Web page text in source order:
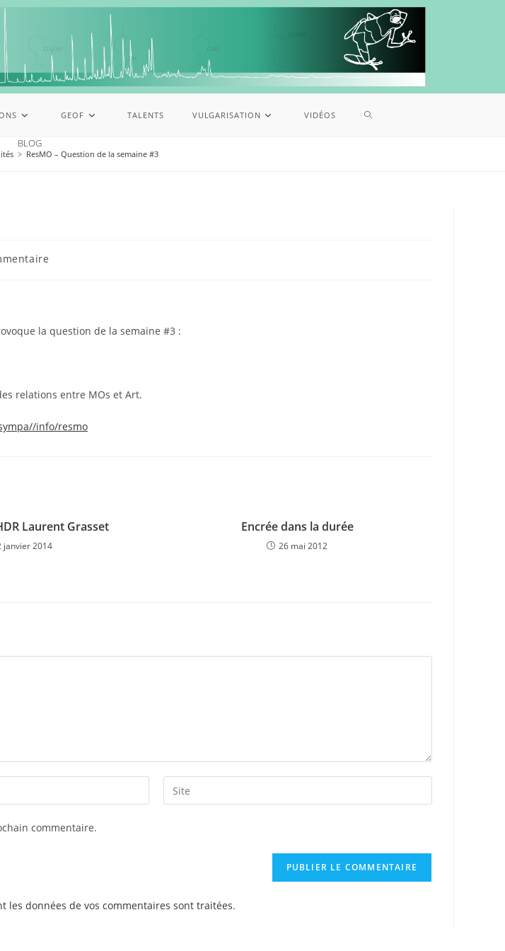
GEOF TALENTS VULGARISATION VIDÉOS
BLOG
> ResMO – Question de la semaine #3
la question de la semaine #3 :
relations entre MOs et Art.
info/resmo
Laurent Grasset
janvier 2014
Encrée dans la durée
26 mai 2012
commentaire.
les données de vos commentaires sont traitées.